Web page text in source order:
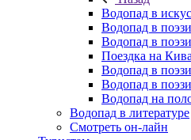
Водопад в
Водопад в
Водопад в
Поездка на
Водопад в
Водопад в
Водопад на
Водопад в литературе
Смотреть он-лайн